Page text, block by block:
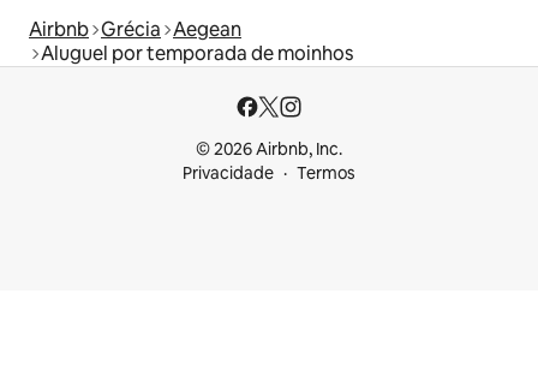
Airbnb Grécia Aegean
Aluguel por temporada de moinhos
© 2026 Airbnb, Inc.
Privacidade
Termos